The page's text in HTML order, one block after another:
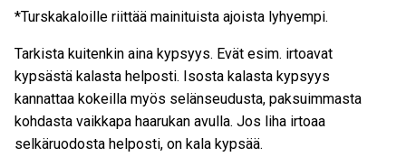
*Turskakaloille riittää mainituista ajoista lyhyempi.
Tarkista kuitenkin aina kypsyys. Evät esim. irtoavat
kypsästä kalasta helposti. Isosta kalasta kypsyys
kannattaa kokeilla myös selänseudusta, paksuimmasta
kohdasta vaikkapa haarukan avulla. Jos liha irtoaa
selkäruodosta helposti, on kala kypsää.